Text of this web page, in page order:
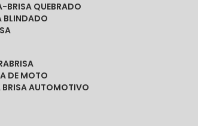
BRISA QUEBRADO
BLINDADO
DE MOTO
BRISA AUTOMOTIVO